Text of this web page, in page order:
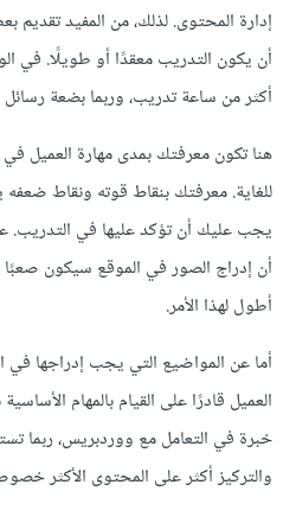
إدارة المحتوى. لذلك، من المفيد تقديم
أن يكون التدريب معقدًا أو طويلًا. في
أكثر من ساعة تدريب، وربما بضعة رسائل
هنا تكون معرفتك بمدى مهارة العميل في
للغاية. معرفتك بنقاط قوته ونقاط
يجب عليك أن تؤكد عليها في التدريب.
أن إدراج الصور في الموقع سيكون
أطول لهذا الأمر.
أما عن المواضيع التي يجب إدراجها في
العميل قادرًا على القيام بالمهام
خبرة في التعامل مع ووردبريس، ربما
والتركيز أكثر على المحتوى الأكثر